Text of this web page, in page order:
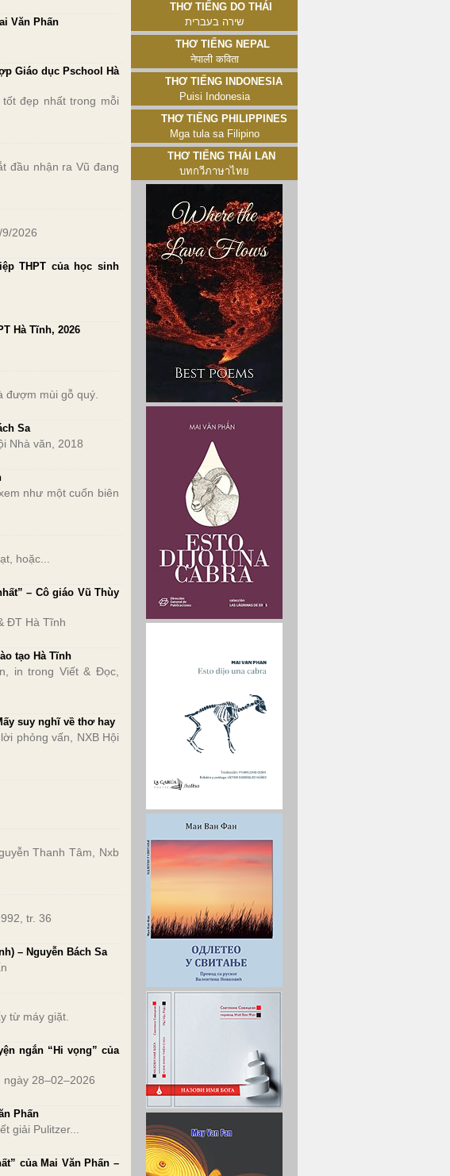
Văn Phấn
Giáo dục Pschool Hà
đẹp nhất trong mỗi
đầu nhận ra Vũ đang
2026
THPT của học sinh
Hà Tĩnh, 2026
đượm mùi gỗ quý.
Sa
Nhà văn, 2018
như một cuốn biên
hoặc...
– Cô giáo Vũ Thùy
ĐT Hà Tĩnh
tạo Hà Tĩnh
in trong Viết & Đọc,
suy nghĩ về thơ hay
phỏng vấn, NXB Hội
Thanh Tâm, Nxb
tr. 36
– Nguyễn Bách Sa
từ máy giặt.
ngắn “Hi vọng” của
28–02–2026
Phấn
giải Pulitzer...
của Mai Văn Phấn –
Thơ tiếng Do Thái
שירה בעברית
Thơ tiếng Nepal
नेपाली कविता
Thơ tiếng Indonesia
Puisi Indonesia
Thơ tiếng Philippines
Mga tula sa Filipino
Thơ tiếng Thái Lan
บทกวีภาษาไทย